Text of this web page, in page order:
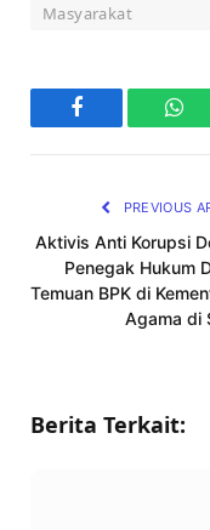
Masyarakat
Facebook
PREVIOUS
Aktivis Anti Korupsi
Penegak Hukum
Temuan BPK di
Agama di
Berita Terkait: